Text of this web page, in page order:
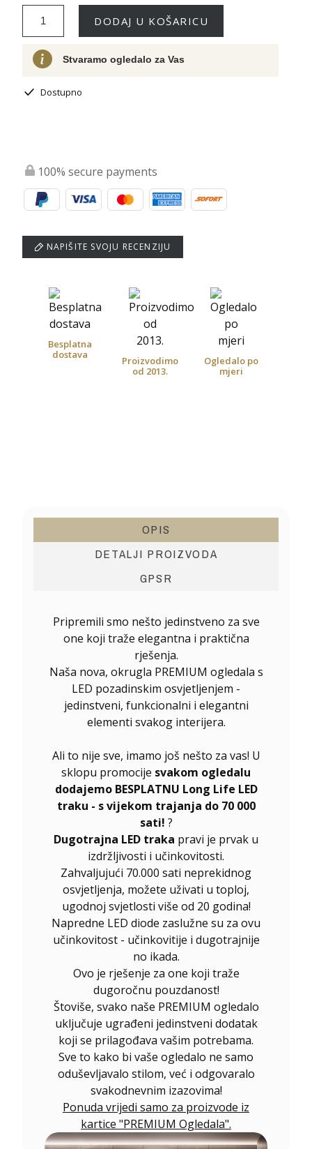
DODAJ U KOŠARICU
Stvaramo ogledalo za Vas
Dostupno
100% secure payments
NAPIŠITE SVOJU RECENZIJU
Besplatna
dostava
Proizvodimo
od 2013.
Ogledalo po
mjeri
OPIS
DETALJI PROIZVODA
GPSR
Pripremili smo nešto jedinstveno za sve
one koji traže elegantna i praktična
rješenja.
Naša nova, okrugla PREMIUM ogledala s
LED pozadinskim osvjetljenjem -
jedinstveni, funkcionalni i elegantni
elementi svakog interijera.
Ali to nije sve, imamo još nešto za vas! U
sklopu promocije svakom ogledalu
dodajemo BESPLATNU Long Life LED
traku - s vijekom trajanja do 70 000
sati! ?
Dugotrajna LED traka pravi je prvak u
izdržljivosti i učinkovitosti.
Zahvaljujući 70.000 sati neprekidnog
osvjetljenja, možete uživati u toploj,
ugodnoj svjetlosti više od 20 godina!
Napredne LED diode zaslužne su za ovu
učinkovitost - učinkovitije i dugotrajnije
no ikada.
Ovo je rješenje za one koji traže
dugoročnu pouzdanost!
Štoviše, svako naše PREMIUM ogledalo
uključuje ugrađeni jedinstveni dodatak
koji se prilagođava vašim potrebama.
Sve to kako bi vaše ogledalo ne samo
oduševljavalo stilom, već i odgovaralo
svakodnevnim izazovima!
Ponuda vrijedi samo za proizvode iz
kartice "PREMIUM Ogledala".